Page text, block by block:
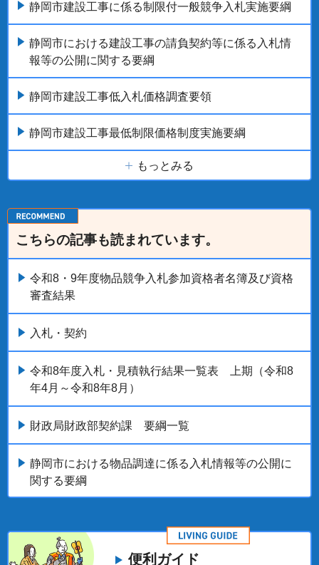
静岡市建設工事に係る制限付一般競争入札実施要綱
静岡市における建設工事の請負契約等に係る入札情
報等の公開に関する要綱
静岡市建設工事低入札価格調査要領
静岡市建設工事最低制限価格制度実施要綱
もっとみる
こちらの記事も読まれています。
令和8・9年度物品競争入札参加資格者名簿及び資格
審査結果
入札・契約
令和8年度入札・見積執行結果一覧表 上期（令和8
年4月～令和8年8月）
財政局財政部契約課 要綱一覧
静岡市における物品調達に係る入札情報等の公開に
関する要綱
便利ガイド